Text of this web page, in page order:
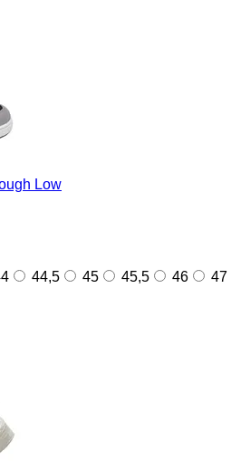
Low
44,5 45 45,5 46 47